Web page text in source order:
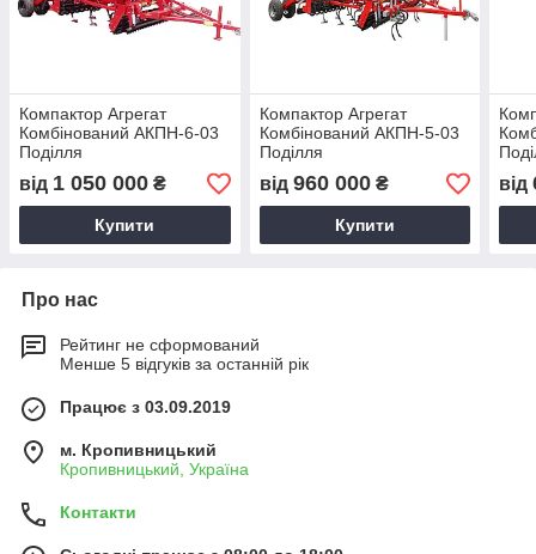
Компактор Агрегат
Комбінований АКПН-6-03
Поділля
Красиловагромаш
від 1 050 000 ₴
Купити
Компактор Агрегат
Комбінований АКПН-5-03
Поділля
Красиловагромаш
від 960 000₴
Купити
від
Про нас
Рейтинг не сформований
Менше 5 відгуків за останній рік
Працює з 03.09.2019
м. Кропивницький
Кропивницький, Україна
Контакти